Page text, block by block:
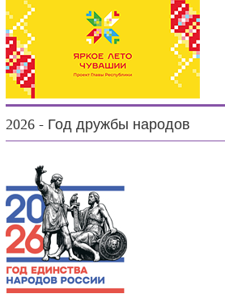
2026 - Год дружбы народов